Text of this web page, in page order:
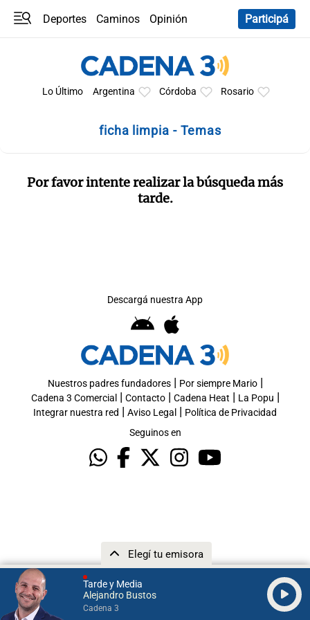
Tarde y Media
Alejandro Bustos
Cadena 3
Elegí tu emisora
Deportes Caminos
Opinión
Participá
Lo Último Argentina Córdoba Rosario
ficha limpia - Temas
Por favor intente realizar la búsqueda más
tarde.
Descargá nuestra App
Nuestros padres fundadores| Por siempre Mario|
Cadena 3 Comercial | Contacto| Cadena Heat | La Popu |
Integrar nuestra red | Aviso Legal | Política de Privacidad
Seguinos en